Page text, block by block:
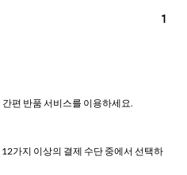
1
편 반품 서비스를 이용하세요.
가지 이상의 결제 수단 중에서 선택하